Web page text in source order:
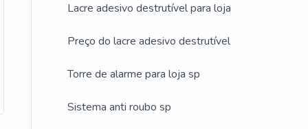
Lacre adesivo destrutível para loja
Preço do lacre adesivo destrutível
Torre de alarme para loja sp
Sistema anti roubo sp